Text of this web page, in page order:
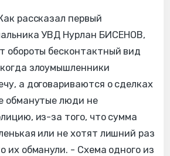
рассказал первый
УВД Нурлан БИСЕНОВ,
обороты бесконтактный вид
злоумышленники
а договариваются о сделках
обманутые люди не
из-за того, что сумма
или не хотят лишний раз
их обманули. - Схема одного из